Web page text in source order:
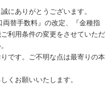
にありがとうございます。
替手数料』の改定、『金種指
利用条件の変更をさせていただ
です。ご不明な点は最寄りの本
くお願いいたします。